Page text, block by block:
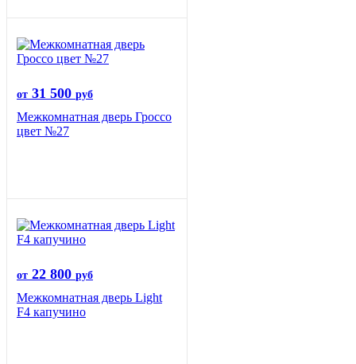
от 31 500 руб
Межкомнатная дверь Гроссо
цвет №27
от 22 800 руб
Межкомнатная дверь Light
F4 капучино